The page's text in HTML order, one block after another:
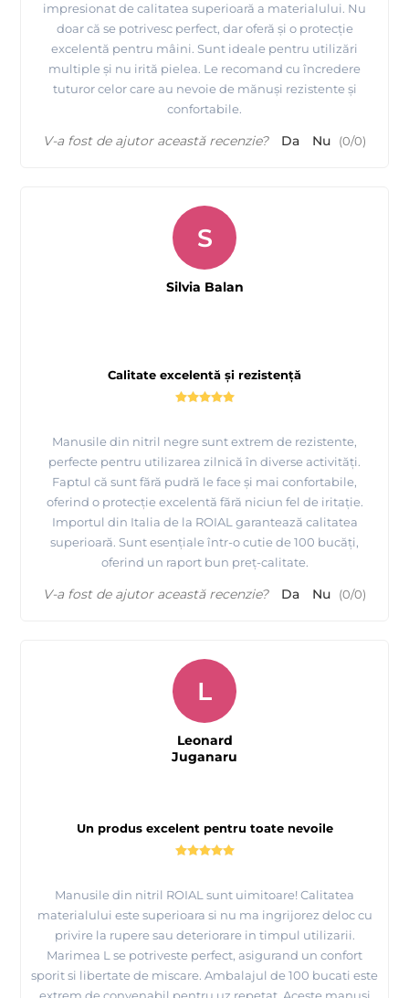
impresionat de calitatea superioară a materialului. Nu
doar că se potrivesc perfect, dar oferă și o protecție
excelentă pentru mâini. Sunt ideale pentru utilizări
multiple și nu irită pielea. Le recomand cu încredere
tuturor celor care au nevoie de mănuși rezistente și
confortabile.
V-a fost de ajutor această recenzie? Da Nu (0/0)
Calitate excelentă și rezistență
Manusile din nitril negre sunt extrem de rezistente,
perfecte pentru utilizarea zilnică în diverse activități.
Faptul că sunt fără pudră le face și mai confortabile,
oferind o protecție excelentă fără niciun fel de iritație.
Importul din Italia de la ROIAL garantează calitatea
superioară. Sunt esențiale într-o cutie de 100 bucăți,
oferind un raport bun preț-calitate.
S
Silvia Balan
V-a fost de ajutor această recenzie? Da Nu (0/0)
Un produs excelent pentru toate nevoile
Manusile din nitril ROIAL sunt uimitoare! Calitatea
materialului este superioara si nu ma ingrijorez deloc cu
privire la rupere sau deteriorare in timpul utilizarii.
Marimea L se potriveste perfect, asigurand un confort
sporit si libertate de miscare. Ambalajul de 100 bucati este
L
Leonard
Juganaru